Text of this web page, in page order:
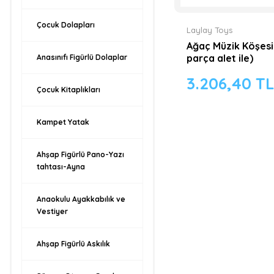
Çocuk Dolapları
Anasınıfı Figürlü Dolaplar
Çocuk Kitaplıkları
Kampet Yatak
Ahşap Figürlü Pano-Yazı
tahtası-Ayna
Anaokulu Ayakkabılık ve
Vestiyer
Ahşap Figürlü Askılık
Laylay Toys
Ağaç Müzik
parça alet ile)
3.206,40 TL